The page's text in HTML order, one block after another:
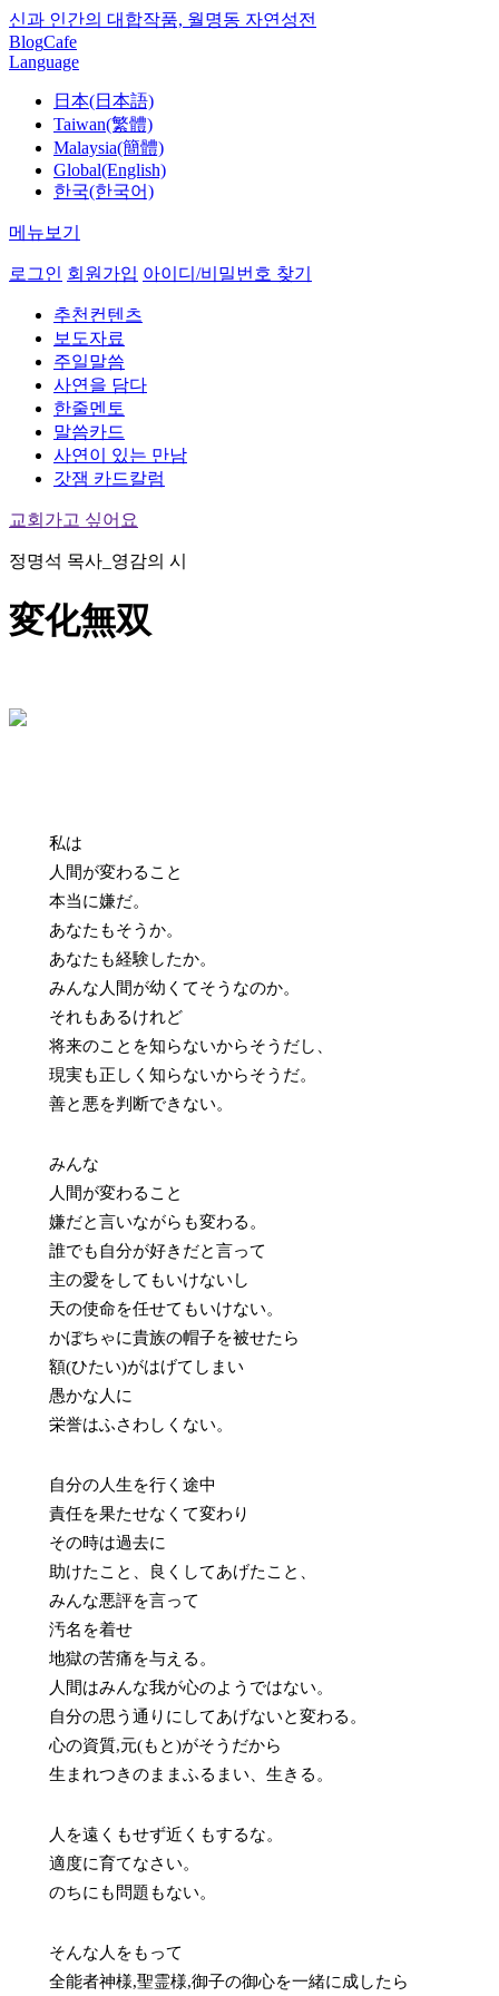
신과 인간의 대합작품, 월명동 자연성전
BlogCafe
Language
日本(日本語)
Taiwan(繁體)
Malaysia(簡體)
Global(English)
한국(한국어)
메뉴보기
로그인 회원가입 아이디/비밀번호 찾기
추천컨텐츠
보도자료
주일말씀
사연을 담다
한줄멘토
말씀카드
사연이 있는 만남
갓잼 카드칼럼
교회가고 싶어요
정명석 목사_영감의 시
変化無双
私は
人間が変わること
本当に嫌だ。
あなたもそうか。
あなたも経験したか。
みんな人間が幼くてそうなのか。
それもあるけれど
将来のことを知らないからそうだし、
現実も正しく知らないからそうだ。
善と悪を判断できない。
みんな
人間が変わること
嫌だと言いながらも変わる。
誰でも自分が好きだと言って
主の愛をしてもいけないし
天の使命を任せてもいけない。
かぼちゃに貴族の帽子を被せたら
額(ひたい)がはげてしまい
愚かな人に
栄誉はふさわしくない。
自分の人生を行く途中
責任を果たせなくて変わり
その時は過去に
助けたこと、良くしてあげたこと、
みんな悪評を言って
汚名を着せ
地獄の苦痛を与える。
人間はみんな我が心のようではない。
自分の思う通りにしてあげないと変わる。
心の資質,元(もと)がそうだから
生まれつきのままふるまい、生きる。
人を遠くもせず近くもするな。
適度に育てなさい。
のちにも問題もない。
そんな人をもって
全能者神様,聖霊様,御子の御心を一緒に成したら